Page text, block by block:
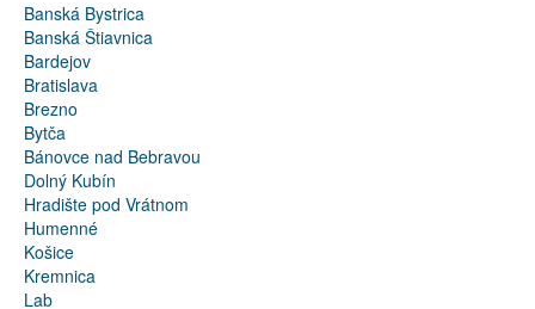
Banská Bystrica
Banská Štiavnica
Bardejov
Bratislava
Brezno
Bytča
Bánovce nad Bebravou
Dolný Kubín
Hradište pod Vrátnom
Humenné
Košice
Kremnica
Lab